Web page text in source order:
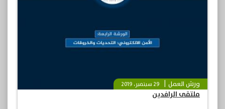
ورش العمل 29 سبتمبر، 2019
ملتقى الرافدين